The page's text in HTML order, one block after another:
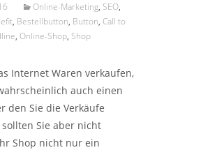
Online-Marketing, SEO,
, Bestellbutton, Button, Call to
, Online-Shop, Shop
Internet Waren verkaufen,
auch einen
den Sie die Verkäufe
Sie aber nicht
Shop nicht nur ein